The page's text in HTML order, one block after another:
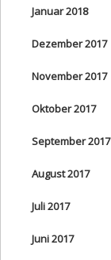
Januar 2018
Dezember 2017
November 2017
Oktober 2017
September 2017
August 2017
Juli 2017
Juni 2017